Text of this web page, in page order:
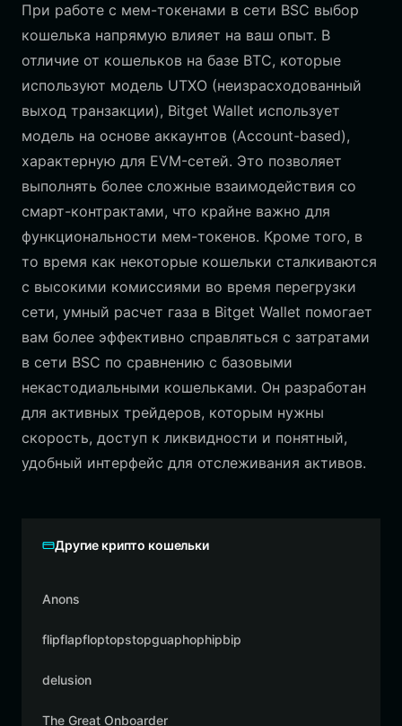
При работе с мем-токенами в сети BSC выбор
кошелька напрямую влияет на ваш опыт. В
отличие от кошельков на базе BTC, которые
используют модель UTXO (неизрасходованный
выход транзакции), Bitget Wallet использует
модель на основе аккаунтов (Account-based),
характерную для EVM-сетей. Это позволяет
выполнять более сложные взаимодействия со
смарт-контрактами, что крайне важно для
функциональности мем-токенов. Кроме того, в
то время как некоторые кошельки сталкиваются
с высокими комиссиями во время перегрузки
сети, умный расчет газа в Bitget Wallet помогает
вам более эффективно справляться с затратами
в сети BSC по сравнению с базовыми
некастодиальными кошельками. Он разработан
для активных трейдеров, которым нужны
скорость, доступ к ликвидности и понятный,
удобный интерфейс для отслеживания активов.
Другие крипто кошельки
Anons
flipflapfloptopstopguaphophipbip
delusion
The Great Onboarder